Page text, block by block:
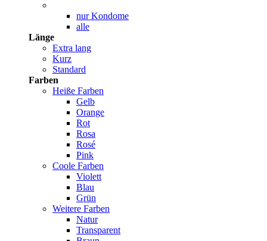
nur Kondome
alle
Länge
Extra lang
Kurz
Standard
Farben
Heiße Farben
Gelb
Orange
Rot
Rosa
Rosé
Pink
Coole Farben
Violett
Blau
Grün
Weitere Farben
Natur
Transparent